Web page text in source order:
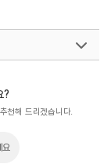
?
천해 드리겠습니다.
요